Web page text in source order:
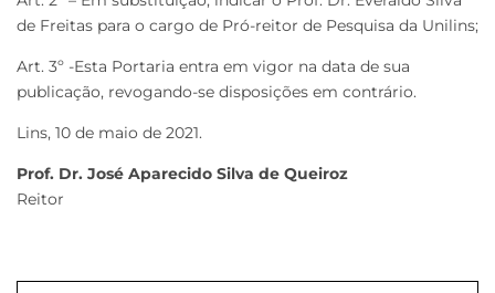
de Freitas para o cargo de Pró-reitor de Pesquisa da Unilins;
Art. 3º -Esta Portaria entra em vigor na data de sua
publicação, revogando-se disposições em contrário.
Lins, 10 de maio de 2021.
Prof. Dr. José Aparecido Silva de Queiroz
Reitor